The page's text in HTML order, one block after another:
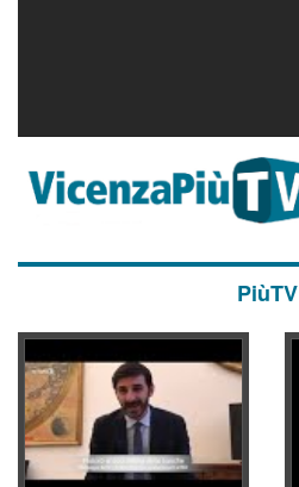
PiùTV